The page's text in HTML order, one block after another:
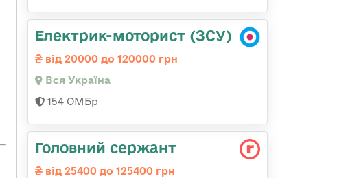
Електрик-моторист (ЗСУ)
від 20000 до 120000 грн
Вся Україна
154 ОМБр
Головний сержант
від 25400 до 125400 грн